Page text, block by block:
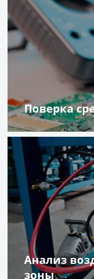
Поверка
Подробнее
Анализ
зоны